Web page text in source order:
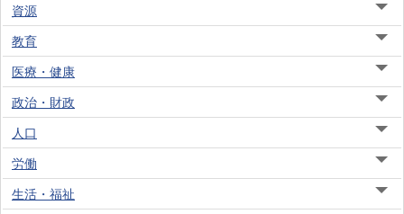
資源
教育
医療・健康
政治・財政
人口
労働
生活・福祉